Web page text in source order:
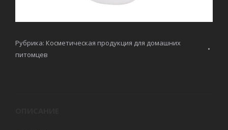
Рубрика: Косметическая продукция для домашних
питомцев